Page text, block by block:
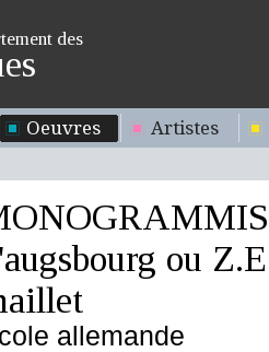
des
Oeuvres Artistes
ou
allemande